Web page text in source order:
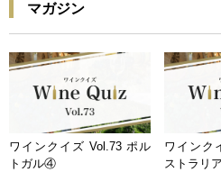
マガジン
ワインクイズ Vol.73 ポル
トガル④
ワインク
ストラリ